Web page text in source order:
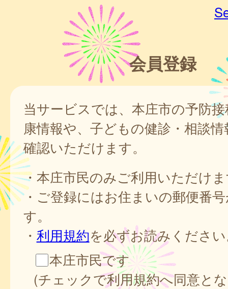
会員登録
当サービスでは、本庄市の予防
康情報や、子どもの健診・相談
確認いただけます。
・本庄市民のみご利用いただけ
・ご登録にはお住まいの郵便番
す。
・ 利用規約を必ずお読みくださ
本庄市民です
(チェックで利用規約へ同意と